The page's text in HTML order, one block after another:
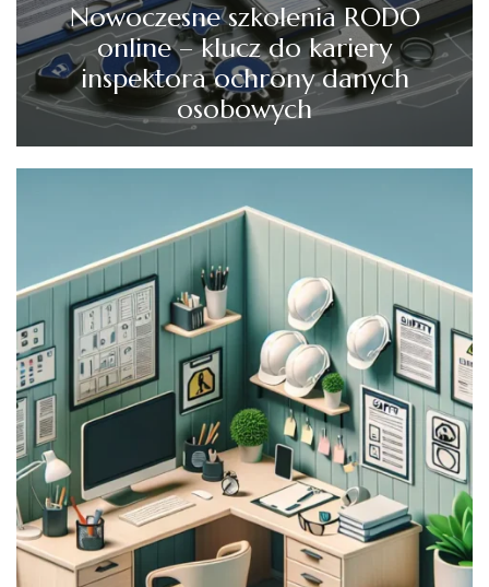
Nowoczesne szkolenia RODO
online – klucz do kariery
inspektora ochrony danych
osobowych